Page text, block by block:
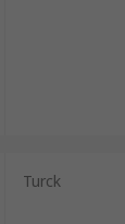
Turck